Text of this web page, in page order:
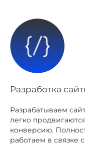
Разработка
Разрабатываем
легко
конверсию.
работаем в связке